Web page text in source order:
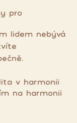
pro
lidem nebývá
v harmonii
na harmonii